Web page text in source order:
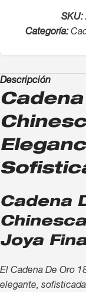
SKU:
Categoría:
Descripción
Cadena
Joya
El Cadena De Oro
elegante,